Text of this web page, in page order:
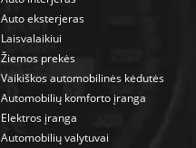
Auto eksterjeras
Laisvalaikiui
Žiemos prekės
Vaikiškos automobilinės kėdutės
Automobilių komforto įranga
Elektros įranga
Automobilių valytuvai